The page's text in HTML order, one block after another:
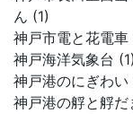
ん (1)
神戸市電と花電車
神戸海洋気象台 (1)
神戸港のにぎわい
神戸港の艀と艀